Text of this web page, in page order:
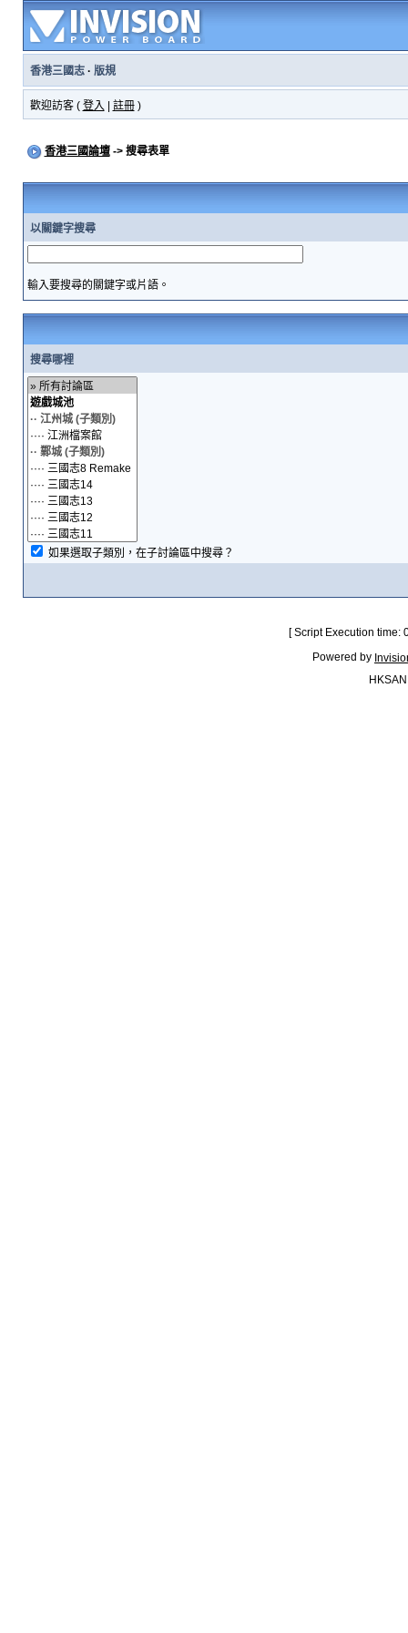
香港三國志· 版規
歡迎訪客 ( 登入 註冊)
香港三國論壇-> 搜尋表單
以關鍵字搜尋
輸入要搜尋的關鍵字或片語。
搜尋哪裡
如果選取子類別，在子討論區中搜尋？
[ Script Execution
Powered by